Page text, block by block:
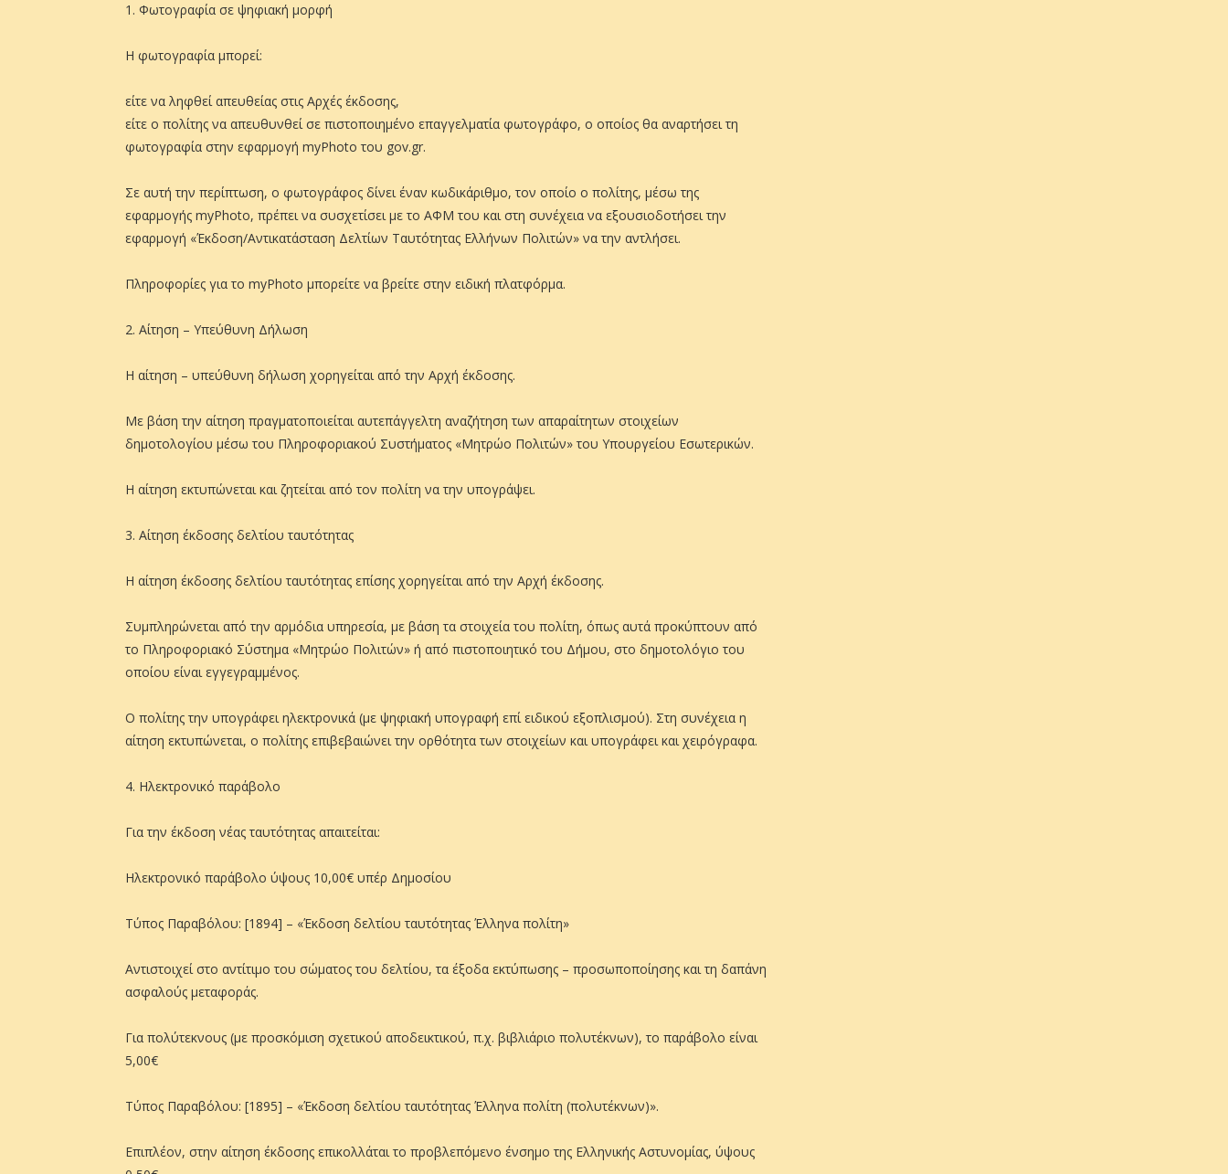
1. Φωτογραφία σε ψηφιακή μορφή
Η φωτογραφία μπορεί:
είτε να ληφθεί απευθείας στις Αρχές έκδοσης,
είτε ο πολίτης να απευθυνθεί σε πιστοποιημένο επαγγελματία φωτογράφο, ο οποίος θα αναρτήσει τη
φωτογραφία στην εφαρμογή myPhoto του gov.gr.
Σε αυτή την περίπτωση, ο φωτογράφος δίνει έναν κωδικάριθμο, τον οποίο ο πολίτης, μέσω της
εφαρμογής myPhoto, πρέπει να συσχετίσει με το ΑΦΜ του και στη συνέχεια να εξουσιοδοτήσει την
εφαρμογή «Έκδοση/Αντικατάσταση Δελτίων Ταυτότητας Ελλήνων Πολιτών» να την αντλήσει.
Πληροφορίες για το myPhoto μπορείτε να βρείτε στην ειδική πλατφόρμα.
2. Αίτηση – Υπεύθυνη Δήλωση
Η αίτηση – υπεύθυνη δήλωση χορηγείται από την Αρχή έκδοσης.
Με βάση την αίτηση πραγματοποιείται αυτεπάγγελτη αναζήτηση των απαραίτητων στοιχείων
δημοτολογίου μέσω του Πληροφοριακού Συστήματος «Μητρώο Πολιτών» του Υπουργείου Εσωτερικών.
Η αίτηση εκτυπώνεται και ζητείται από τον πολίτη να την υπογράψει.
3. Αίτηση έκδοσης δελτίου ταυτότητας
Η αίτηση έκδοσης δελτίου ταυτότητας επίσης χορηγείται από την Αρχή έκδοσης.
Συμπληρώνεται από την αρμόδια υπηρεσία, με βάση τα στοιχεία του πολίτη, όπως αυτά προκύπτουν από
το Πληροφοριακό Σύστημα «Μητρώο Πολιτών» ή από πιστοποιητικό του Δήμου, στο δημοτολόγιο του
οποίου είναι εγγεγραμμένος.
Ο πολίτης την υπογράφει ηλεκτρονικά (με ψηφιακή υπογραφή επί ειδικού εξοπλισμού). Στη συνέχεια η
αίτηση εκτυπώνεται, ο πολίτης επιβεβαιώνει την ορθότητα των στοιχείων και υπογράφει και χειρόγραφα.
4. Ηλεκτρονικό παράβολο
Για την έκδοση νέας ταυτότητας απαιτείται:
Ηλεκτρονικό παράβολο ύψους 10,00€ υπέρ Δημοσίου
Τύπος Παραβόλου: [1894] – «Έκδοση δελτίου ταυτότητας Έλληνα πολίτη»
Αντιστοιχεί στο αντίτιμο του σώματος του δελτίου, τα έξοδα εκτύπωσης – προσωποποίησης και τη δαπάνη
ασφαλούς μεταφοράς.
Για πολύτεκνους (με προσκόμιση σχετικού αποδεικτικού, π.χ. βιβλιάριο πολυτέκνων), το παράβολο είναι
5,00€
Τύπος Παραβόλου: [1895] – «Έκδοση δελτίου ταυτότητας Έλληνα πολίτη (πολυτέκνων)».
Επιπλέον, στην αίτηση έκδοσης επικολλάται το προβλεπόμενο ένσημο της Ελληνικής Αστυνομίας, ύψους